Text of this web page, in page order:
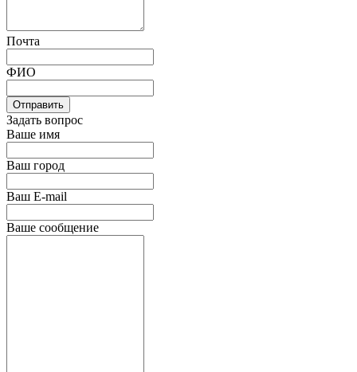
Почта
ФИО
Отправить
Задать вопрос
Ваше имя
Ваш город
Ваш E-mail
Ваше сообщение